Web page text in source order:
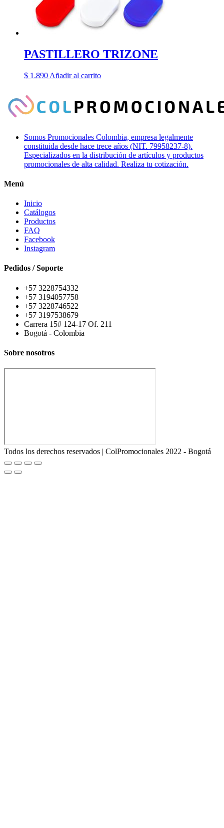
PASTILLERO TRIZONE
$ 1.890 Añadir al carrito
Somos Promocionales Colombia, empresa legalmente
constituida desde hace trece años (NIT. 79958237-8).
Especializados en la distribución de artículos y productos
promocionales de alta calidad. Realiza tu cotización.
Menú
Inicio
Catálogos
Productos
FAQ
Facebook
Instagram
Pedidos / Soporte
+57 3228754332
+57 3194057758
+57 3228746522
+57 3197538679
Carrera 15# 124-17 Of. 211
Bogotá - Colombia
Sobre nosotros
Todos los derechos reservados | ColPromocionales 2022 - Bogotá